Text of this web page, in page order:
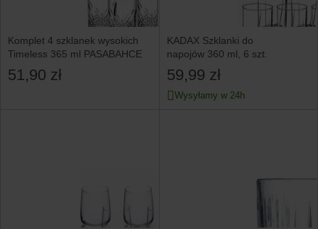
Komplet 4 szklanek wysokich
Timeless 365 ml PASABAHCE
51,90 zł
KADAX Szklanki do
napojów 360 ml, 6 szt.
59,99 zł
Wysyłamy w 24h